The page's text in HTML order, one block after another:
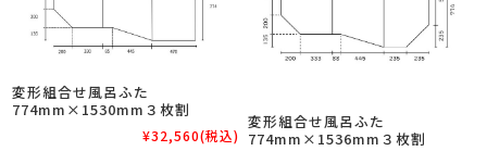
変形組合せ風呂ふた
774mm×1530mm３枚割
¥32,560(税込)
変形組合せ風呂ふた
774mm×1536mm３枚割